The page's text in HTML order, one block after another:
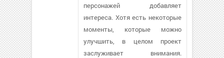
персонажей добавляет
интереса. Хотя есть некоторые
моменты, которые можно
улучшить, в целом проект
заслуживает внимания.